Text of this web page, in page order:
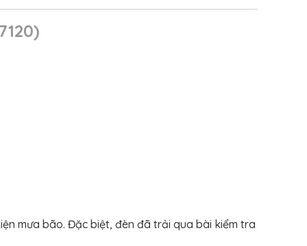
mưa bão. Đặc biệt, đèn đã trải qua bài kiểm tra